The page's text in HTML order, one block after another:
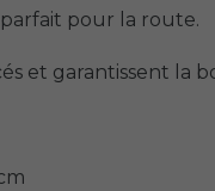
pour la route.
et garantissent la